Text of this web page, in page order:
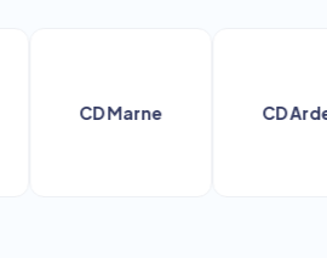
CD Marne CD Ardennes